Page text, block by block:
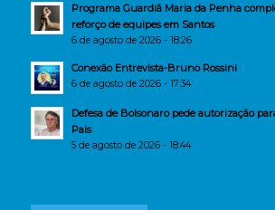
Programa Guardiã Maria da Penha
reforço de equipes em Santos
6 de agosto de 2026 - 18:26
Conexão Entrevista-Bruno Rossini
6 de agosto de 2026 - 17:34
Defesa de Bolsonaro pede autorização
Pais
5 de agosto de 2026 - 18:44